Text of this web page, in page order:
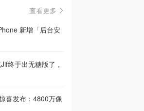
🇳🇿新西兰
查看更多
新增「后台安
终于出无糖版了，
喜发布：4800万像